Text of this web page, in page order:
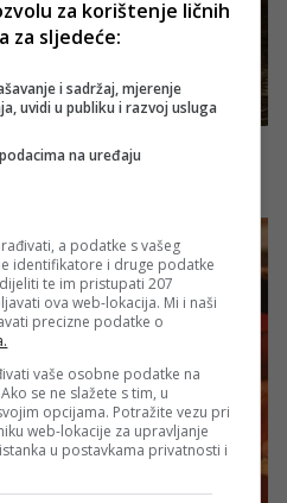
za korištenje ličnih
za sljedeće:
i sadržaj, mjerenje
uvidi u publiku i razvoj usluga
na uređaju
a podatke s vašeg
identifikatore i druge podatke
te im pristupati 207
ova web-lokacija. Mi i naši
precizne podatke o
vaše osobne podatke na
se ne slažete s tim, u
opcijama. Potražite vezu pri
web-lokacije za upravljanje
u postavkama privatnosti i